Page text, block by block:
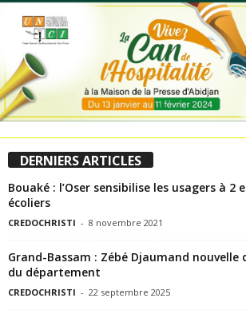
DERNIERS ARTICLES
Bouaké : l’Oser sensibilise les usagers à 2
écoliers
CREDOCHRISTI - 8 novembre 2021
Grand-Bassam : Zébé Djaumand nouvelle
du département
CREDOCHRISTI - 22 septembre 2025